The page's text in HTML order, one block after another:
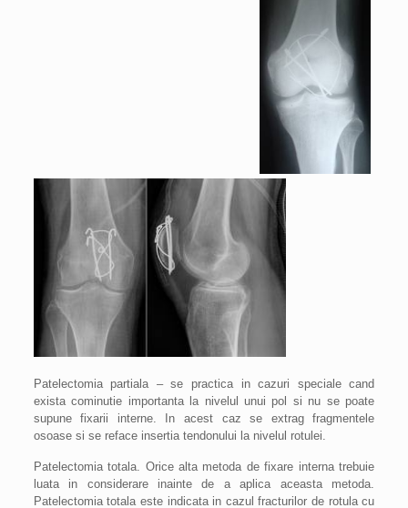
Patelectomia partiala – se practica in cazuri speciale cand
exista cominutie importanta la nivelul unui pol si nu se poate
supune fixarii interne. In acest caz se extrag fragmentele
osoase si se reface insertia tendonului la nivelul rotulei.
Patelectomia totala. Orice alta metoda de fixare interna trebuie
luata in considerare inainte de a aplica aceasta metoda.
Patelectomia totala este indicata in cazul fracturilor de rotula cu